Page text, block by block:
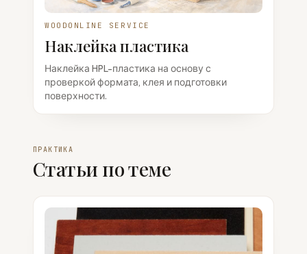
WOODONLINE SERVICE
Наклейка пластика
Наклейка HPL-пластика на основу с
проверкой формата, клея и подготовки
поверхности.
ПРАКТИКА
Статьи по теме